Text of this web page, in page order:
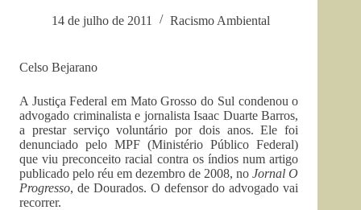
14 de julho de 2011 Racismo Ambiental
Celso Bejarano
A Justiça Federal em Mato Grosso do Sul condenou o
advogado criminalista e jornalista Isaac Duarte Barros,
a prestar serviço voluntário por dois anos. Ele foi
denunciado pelo MPF (Ministério Público Federal)
que viu preconceito racial contra os índios num artigo
publicado pelo réu em dezembro de 2008, noJornal O
Progresso, de Dourados. O defensor do advogado vai
recorrer.